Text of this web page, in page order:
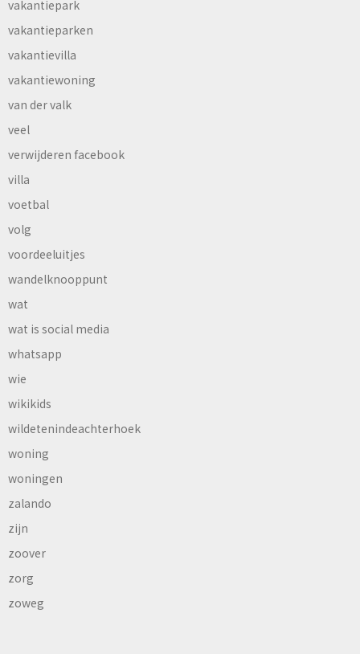
vakantiepark
vakantieparken
vakantievilla
vakantiewoning
van der valk
veel
verwijderen facebook
villa
voetbal
volg
voordeeluitjes
wandelknooppunt
wat
wat is social media
whatsapp
wie
wikikids
wildetenindeachterhoek
woning
woningen
zalando
zijn
zoover
zorg
zoweg